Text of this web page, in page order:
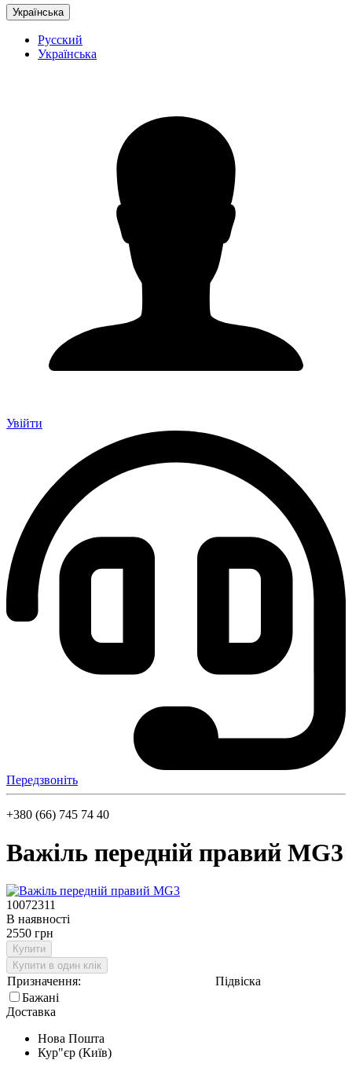
Українська
Русский
Українська
Увійти
Передзвоніть
+380 (66) 745 74 40
Важіль передній правий MG3
10072311
В наявності
2550 грн
Купити
Купити в один клік
Призначення:
Підвіска
Бажані
Доставка
Нова Пошта
Кур"єр (Київ)